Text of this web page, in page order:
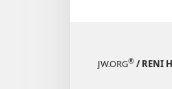
JW.ORG® / RENI